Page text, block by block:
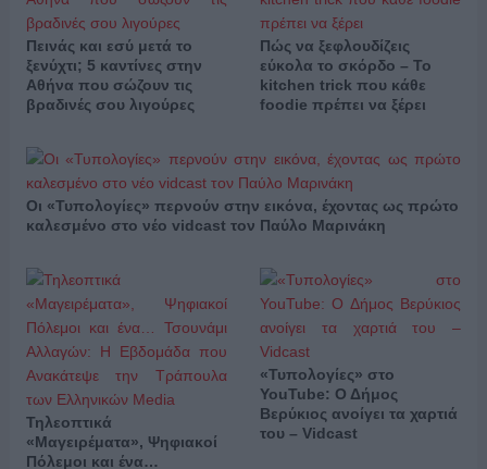
Πεινάς και εσύ μετά το
ξενύχτι; 5 καντίνες στην
Αθήνα που σώζουν τις
βραδινές σου λιγούρες
Πώς να ξεφλουδίζεις
εύκολα το σκόρδο – Το
kitchen trick που κάθε
foodie πρέπει να ξέρει
Οι «Τυπολογίες» περνούν στην εικόνα, έχοντας ως πρώτο
καλεσμένο στο νέο vidcast τον Παύλο Μαρινάκη
Τηλεοπτικά
«Μαγειρέματα», Ψηφιακοί
Πόλεμοι και ένα…
«Τυπολογίες» στο
YouTube: Ο Δήμος
Βερύκιος ανοίγει τα χαρτιά
του – Vidcast